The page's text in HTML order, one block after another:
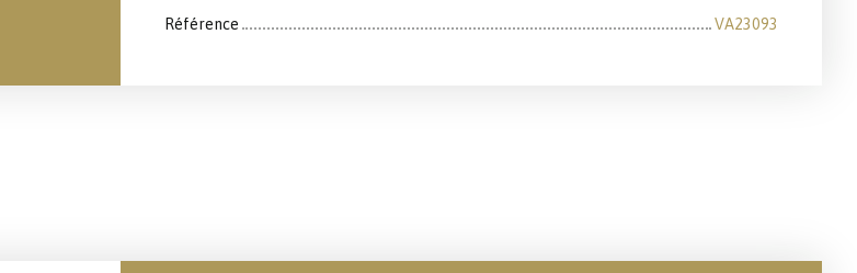
Référence VA23093